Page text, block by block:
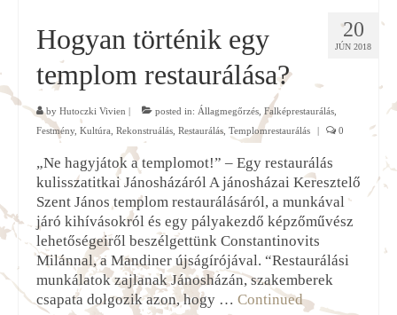
20
JÚN 2018
Hogyan történik egy
templom restaurálása?
by Hutoczki Vivien | posted in: Állagmegőrzés Falképrestaurálás
Festmény, Kultúra Rekonstruálás Restaurálás Templomrestaurálás | 0
„Ne hagyjátok a templomot!” – Egy restaurálás
kulisszatitkai Jánosházáról A jánosházai Keresztelő
Szent János templom restaurálásáról, a munkával
járó kihívásokról és egy pályakezdő képzőművész
lehetőségeiről beszélgettünk Constantinovits
Milánnal, a Mandiner újságírójával. “Restaurálási
munkálatok zajlanak Jánosházán, szakemberek
csapata dolgozik azon, hogy … Continued